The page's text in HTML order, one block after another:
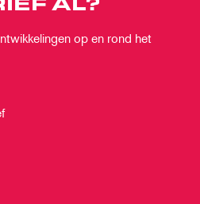
op en rond het